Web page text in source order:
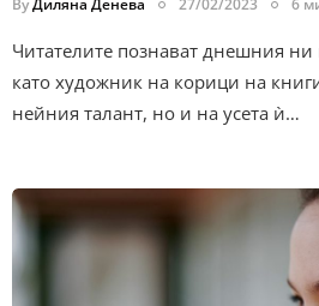
ByДиляна Денева 27/02/2023 6
Читателите познават днешния
като художник на корици на
нейния талант, но и на усета ѝ…